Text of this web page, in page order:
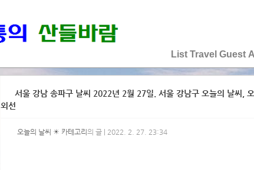
List Travel Guest A
서울 강남 송파구 날씨 2022년 2월 27일. 서울 강남구 오늘의 날씨,
외선
오늘의 날씨 ☀ 카테고리 의 글 | 2022. 2. 27. 23:34